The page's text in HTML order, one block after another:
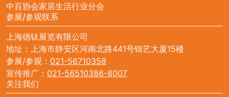
中百协会家居生活行业分会
参展/参观联系
上海德钛展览有限公司
地址：上海市静安区河南北路441号锦艺大厦15楼
参展/参观： 021-56710358
宣传推广： 021-56510386-8007
关注我们